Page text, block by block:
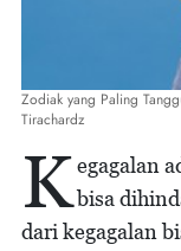
Zodiak yang Paling
Tirachardz
Kegagalan
bisa
dari kegagalan